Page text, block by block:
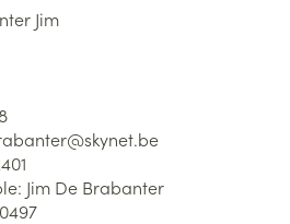
Jim
skynet.be
Jim De Brabanter